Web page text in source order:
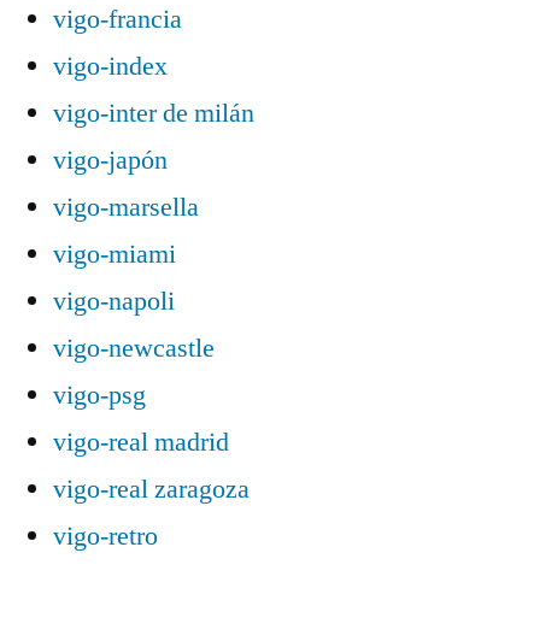
vigo-francia
vigo-index
vigo-inter de milán
vigo-japón
vigo-marsella
vigo-miami
vigo-napoli
vigo-newcastle
vigo-psg
vigo-real madrid
vigo-real zaragoza
vigo-retro